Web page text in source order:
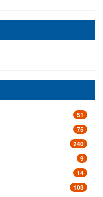
51
75
240
9
14
103